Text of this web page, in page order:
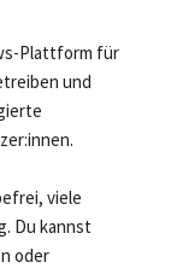
Plattform für
und
viele
Du kannst
oder